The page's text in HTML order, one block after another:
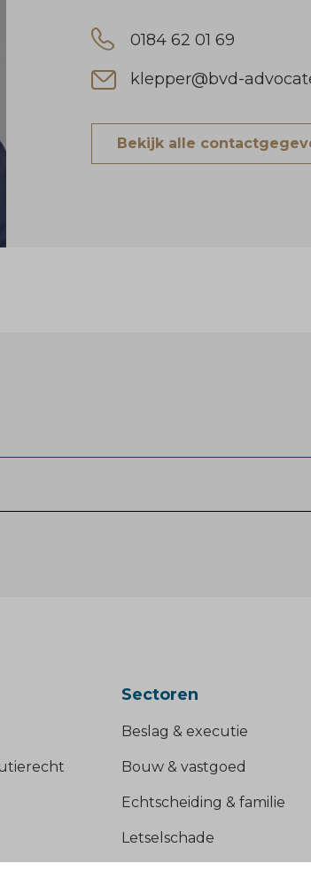
0184 62 01 69
klepper@bvd-
Bekijk alle
Sectoren
Beslag & executie
Bouw & vastgoed
Echtscheiding & familie
Letselschade